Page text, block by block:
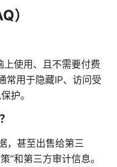
）
使用、且不需要付费
常用于隐藏IP、访问受
护。
，甚至出售给第三
”和第三方审计信息。